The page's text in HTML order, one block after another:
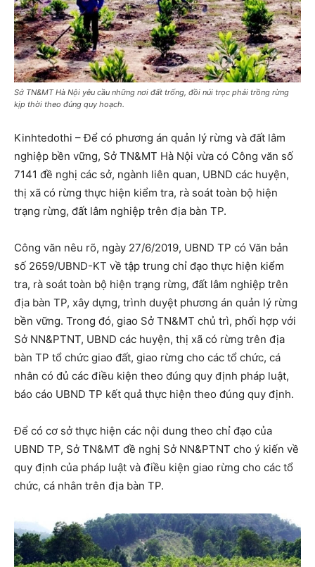
Sở TN&MT Hà Nội yêu cầu những nơi đất trống, đồi núi trọc phải trồng rừng
kịp thời theo đúng quy hoạch.
Kinhtedothi – Để có phương án quản lý rừng và đất lâm
nghiệp bền vững, Sở TN&MT Hà Nội vừa có Công văn số
7141 đề nghị các sở, ngành liên quan, UBND các huyện,
thị xã có rừng thực hiện kiểm tra, rà soát toàn bộ hiện
trạng rừng, đất lâm nghiệp trên địa bàn TP.
Công văn nêu rõ, ngày 27/6/2019, UBND TP có Văn bản
số 2659/UBND-KT về tập trung chỉ đạo thực hiện kiểm
tra, rà soát toàn bộ hiện trạng rừng, đất lâm nghiệp trên
địa bàn TP, xây dựng, trình duyệt phương án quản lý rừng
bền vững. Trong đó, giao Sở TN&MT chủ trì, phối hợp với
Sở NN&PTNT, UBND các huyện, thị xã có rừng trên địa
bàn TP tổ chức giao đất, giao rừng cho các tổ chức, cá
nhân có đủ các điều kiện theo đúng quy định pháp luật,
báo cáo UBND TP kết quả thực hiện theo đúng quy định.
Để có cơ sở thực hiện các nội dung theo chỉ đạo của
UBND TP, Sở TN&MT đề nghị Sở NN&PTNT cho ý kiến về
quy định của pháp luật và điều kiện giao rừng cho các tổ
chức, cá nhân trên địa bàn TP.